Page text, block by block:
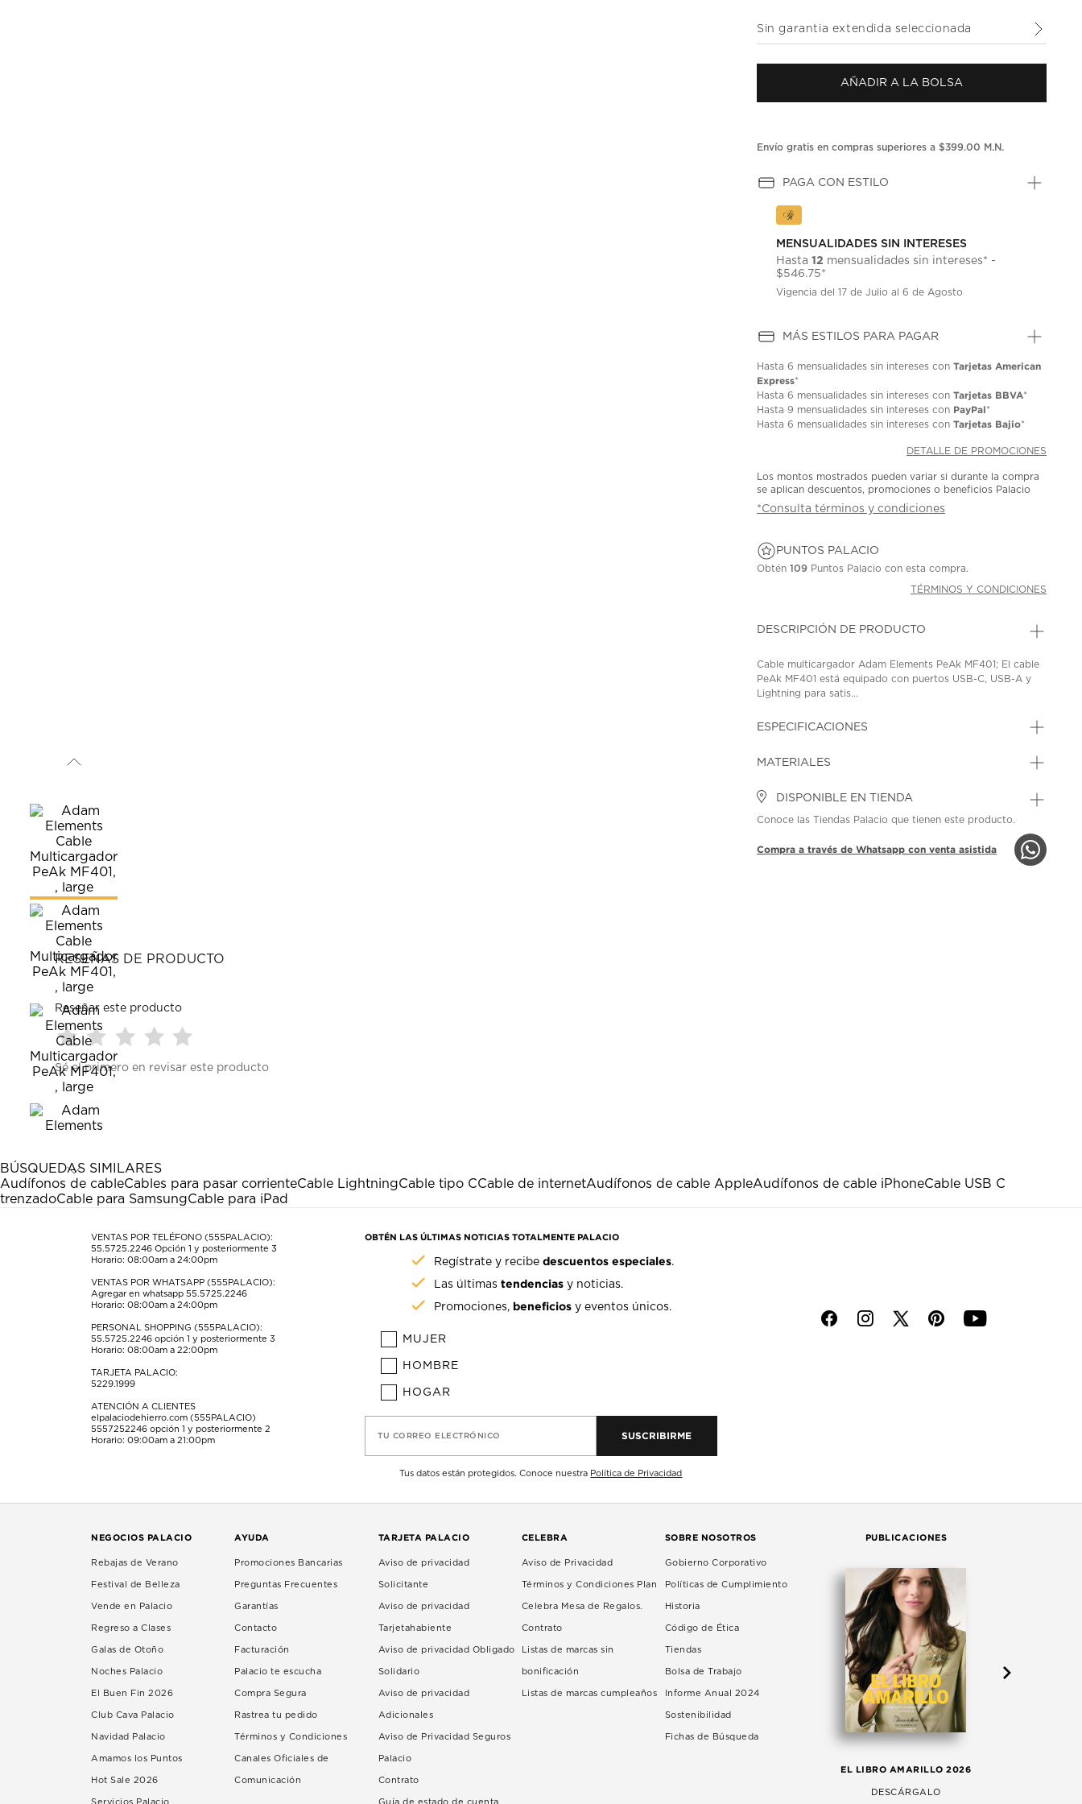
Enlace
misma
página.
Sin garantia extendida seleccionada
AÑADIR A LA BOLSA
Envío gratis en compras superiores a $399.00 M.N.
PAGA CON ESTILO
MENSUALIDADES SIN INTERESES
Hasta12 mensualidades sin intereses* -
$546.75*
Vigencia del 17 de Julio al 6 de Agosto
MÁS ESTILOS PARA PAGAR
Hasta6 mensualidades sin intereses conTarjetas American
Express*
Hasta6 mensualidades sin intereses conTarjetas BBVA*
Hasta9 mensualidades sin intereses con PayPal*
Hasta6 mensualidades sin intereses conTarjetas Bajio*
DETALLE DE PROMOCIONES
Los montos mostrados pueden variar si durante la compra
se aplican descuentos, promociones o beneficios Palacio
*Consulta términos y condiciones
PUNTOS PALACIO
Obtén109 Puntos Palacio con esta compra.
TÉRMINOS Y CONDICIONES
DESCRIPCIÓN DE PRODUCTO
Cable multicargador Adam Elements PeAk MF401; El cable
PeAk MF401 está equipado con puertos USB-C, USB-A y
Lightning para satis...
ESPECIFICACIONES
MATERIALES
DISPONIBLE EN TIENDA
Conoce las Tiendas Palacio que tienen este producto.
Compra a través de Whatsapp con venta asistida
RESEÑAS DE PRODUCTO
Reseñar este producto
Seleccionar
para
calificar
artículo
con
estrella
Esta
acción
abrirá
formulario
Seleccionar
para
calificar
artículo
con
estrellas.
Esta
acción
abrirá
formulario
de
Seleccionar
para
estrellas.
Esta
acción
abrirá
formulario
de
para
estrellas.
Esta
acción
abrirá
formulario
de
para
acción
abrirá
formulario
de
envío.
Sé el primero en revisar este producto
BÚSQUEDAS SIMILARES
Audífonos de cableCables para pasar corrienteCable LightningCable tipo CCable de internetAudífonos de cable AppleAudífonos de cable iPhoneCable USB C
trenzadoCable para SamsungCable para iPad
VENTAS POR TELÉFONO (555PALACIO):
55.5725.2246 Opción 1 y posteriormente 3
Horario: 08:00am a 24:00pm
VENTAS POR WHATSAPP (555PALACIO):
Agregar en whatsapp 55.5725.2246
Horario: 08:00am a 24:00pm
PERSONAL SHOPPING (555PALACIO):
55.5725.2246 opción 1 y posteriormente 3
Horario: 08:00am a 22:00pm
TARJETA PALACIO:
5229.1999
ATENCIÓN A CLIENTES
elpalaciodehierro.com (555PALACIO)
5557252246 opción 1 y posteriormente 2
Horario: 09:00am a 21:00pm
OBTÉN LAS ÚLTIMAS NOTICIAS TOTALMENTE PALACIO
Regístrate y recibedescuentos especiales.
Las últimastendencias y noticias.
Promociones, beneficios y eventos únicos.
MUJER
HOMBRE
HOGAR
TU CORREO ELECTRÓNICO SUSCRIBIRME
Tus datos están protegidos. Conoce nuestra Política de Privacidad
f i p y
NEGOCIOS PALACIO
Rebajas de Verano
Festival de Belleza
Vende en Palacio
Regreso a Clases
Galas de Otoño
Noches Palacio
El Buen Fin 2026
Club Cava Palacio
Navidad Palacio
Amamos los Puntos
Hot Sale 2026
Servicios Palacio
AYUDA
Promociones Bancarias
Preguntas Frecuentes
Garantías
Contacto
Facturación
Palacio te escucha
Compra Segura
Rastrea tu pedido
Términos y Condiciones
Canales Oficiales de
Comunicación
TARJETA PALACIO
Aviso de privacidad
Solicitante
Aviso de privacidad
Tarjetahabiente
Aviso de privacidad Obligado
Solidario
Aviso de privacidad
Adicionales
Aviso de Privacidad Seguros
Palacio
Contrato
Guía de estado de cuenta
CELEBRA
Aviso de Privacidad
Términos y Condiciones Plan
Celebra Mesa de Regalos.
Contrato
Listas de marcas sin
bonificación
Listas de marcas cumpleaños
SOBRE NOSOTROS
Gobierno Corporativo
Políticas de Cumplimiento
Historia
Código de Ética
Tiendas
Bolsa de Trabajo
Informe Anual 2024
Sostenibilidad
Fichas de Búsqueda
PUBLICACIONES
EL LIBRO AMARILLO 2026
DESCÁRGALO